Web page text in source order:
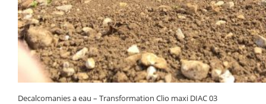
Decalcomanies a eau – Transformation Clio maxi DIAC 03